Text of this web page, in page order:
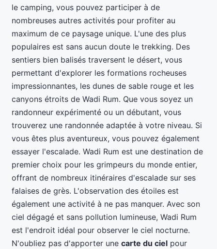
le camping, vous pouvez participer à de
nombreuses autres activités pour profiter au
maximum de ce paysage unique. L'une des plus
populaires est sans aucun doute le trekking. Des
sentiers bien balisés traversent le désert, vous
permettant d'explorer les formations rocheuses
impressionnantes, les dunes de sable rouge et les
canyons étroits de Wadi Rum. Que vous soyez un
randonneur expérimenté ou un débutant, vous
trouverez une randonnée adaptée à votre niveau. Si
vous êtes plus aventureux, vous pouvez également
essayer l'escalade. Wadi Rum est une destination de
premier choix pour les grimpeurs du monde entier,
offrant de nombreux itinéraires d'escalade sur ses
falaises de grès. L'observation des étoiles est
également une activité à ne pas manquer. Avec son
ciel dégagé et sans pollution lumineuse, Wadi Rum
est l'endroit idéal pour observer le ciel nocturne.
N'oubliez pas d'apporter une carte du ciel pour